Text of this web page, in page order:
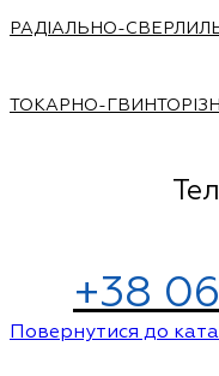
РАДІАЛЬНО-
ТОКАРНО-
+38
Повернутися до